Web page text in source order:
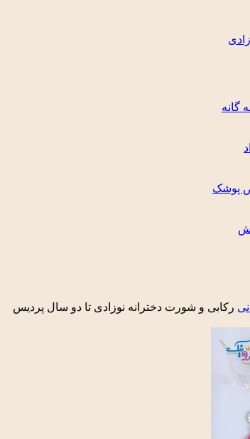
گانه
پوشک
رکابی و شورت دخترانه نوزادی تا دو سال پردیس